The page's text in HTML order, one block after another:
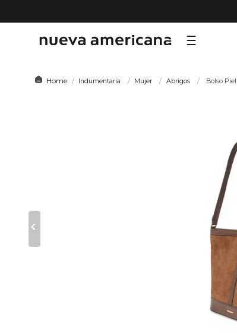
Indumentaria Mujer Abrigos Bolso Piel